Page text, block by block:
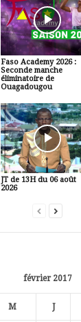
Faso Academy 2026 :
Seconde manche
éliminatoire de
Ouagadougou
JT de 13H du 06 août
2026
février 2017
M J